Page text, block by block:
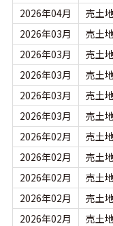
2026年04月
売土地
2026年03月
売土地
2026年03月
売土地
2026年03月
売土地
2026年03月
売土地
2026年03月
売土地
2026年02月
売土地
2026年02月
売土地
2026年02月
売土地
2026年02月
売土地
2026年02月
売土地